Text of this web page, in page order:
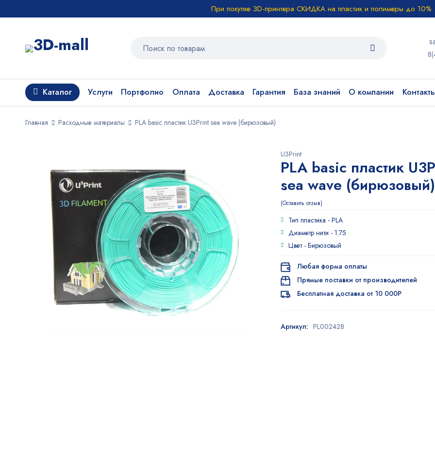
При покупке 3D-принтера СКИДКА на пластик и полимеры до 10%
Каталог Услуги Портфолио Оплата Доставка Гарантия База знаний О компании
Главная Расходные материалы PLA basic пластик U3Print sea wave (бирюзовый)
U3Print
PLA basic пластик
sea wave (бирюзовый)
Оставить отзыв
Тип пластика - PLA
Диаметр нити - 1.75
Цвет - Бирюзовый
Любая форма оплаты
Прямые поставки от производителей
Бесплатная доставка от 10 000Р
Артикул: PL002428